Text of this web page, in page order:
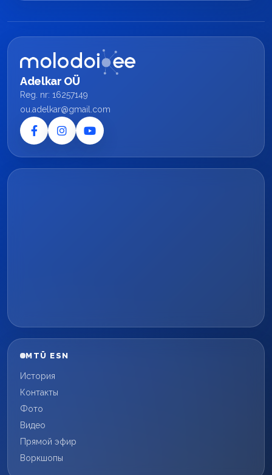
Adelkar OÜ
Reg. nr: 16257149
ou.adelkar@gmail.com
MTÜ ESN
История
Контакты
Фото
Видео
Прямой эфир
Воркшопы